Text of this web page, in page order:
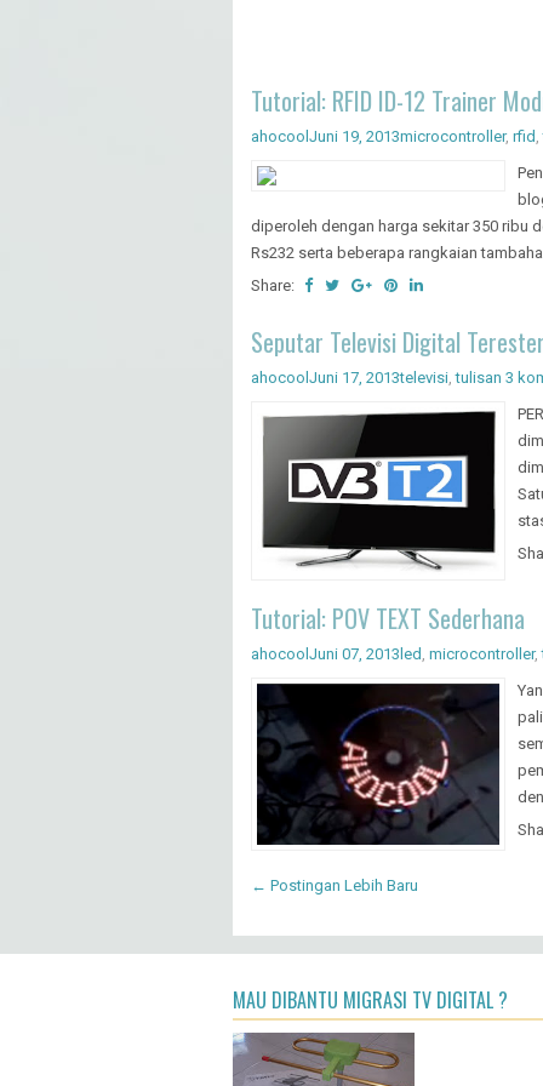
ahocoolJuni 19, 2013 microcontroller, rfid,
diperoleh dengan harga sekitar 350 ribu
Rs232 serta beberapa rangkaian
Share:
Seputar Televisi Digital
ahocoolJuni 17, 2013 televisi,tulisan 3
Tutorial: POV TEXT Sederhana
ahocoolJuni 07, 2013led microcontroller
← Postingan Lebih Baru
MAU DIBANTU MIGRASI TV DIGITAL ?